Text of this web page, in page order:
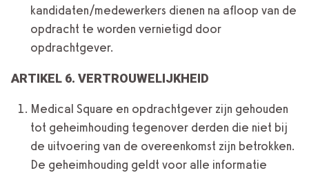
kandidaten/medewerkers dienen na afloop van de
opdracht te worden vernietigd door
opdrachtgever.
ARTIKEL 6. VERTROUWELIJKHEID
Medical Square en opdrachtgever zijn gehouden
tot geheimhouding tegenover derden die niet bij
de uitvoering van de overeenkomst zijn betrokken.
De geheimhouding geldt voor alle informatie